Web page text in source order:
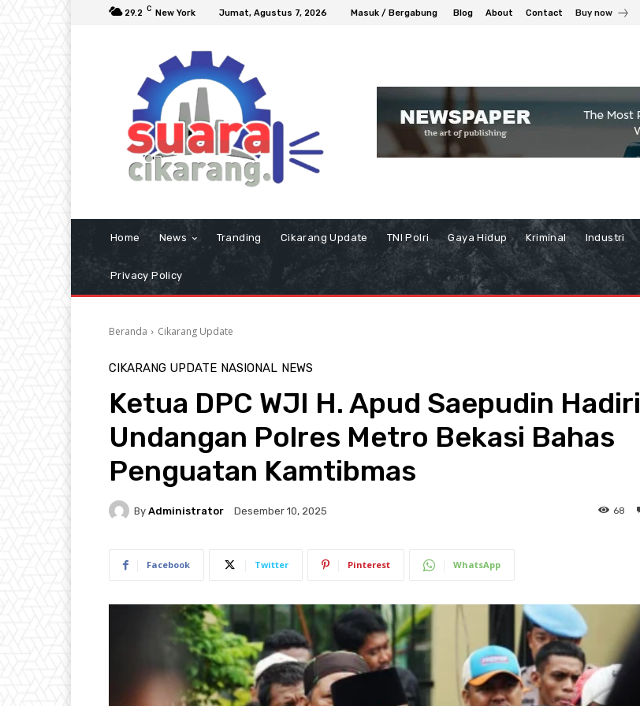
29.2 C New York Jumat, Agustus 7, 2026 Masuk / Bergabung Blog About Contact Buy now
Home News Tranding Cikarang Update TNI Polri Gaya Hidup Kriminal Industri
Privacy Policy
Beranda Cikarang Update
CIKARANG UPDATE NASIONAL NEWS
Ketua DPC WJI H. Apud Saepudin Hadiri
Undangan Polres Metro Bekasi Bahas
Penguatan Kamtibmas
By Administrator Desember 10, 2025 68
Facebook Twitter Pinterest WhatsApp